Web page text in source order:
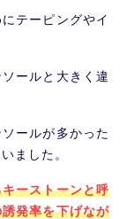
テーピングやイ
ールと大きく違
ールが多かった
ました。
ーストーンと呼
発率を下げなが